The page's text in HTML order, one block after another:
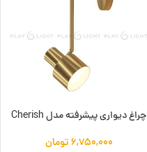
چراغ دیواری پیشرفته مدل Cherish
۶,۷۵۰,۰۰۰تومان